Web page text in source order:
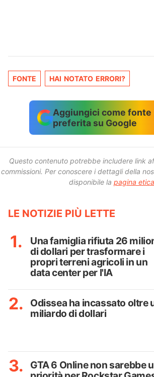
FONTE HAI NOTATO ERRORI?
Aggiungici come fonte
preferita su Google
Questo contenuto potrebbe includere link
commissioni. Per conoscere i dettagli della
disponibile la pagina etica
LE NOTIZIE PIÙ LETTE
Una famiglia rifiuta 26
di dollari per trasformare i
propri terreni agricoli in un
data center per l'IA
Odissea ha incassato oltre
miliardo di dollari
GTA 6 Online non sarebbe